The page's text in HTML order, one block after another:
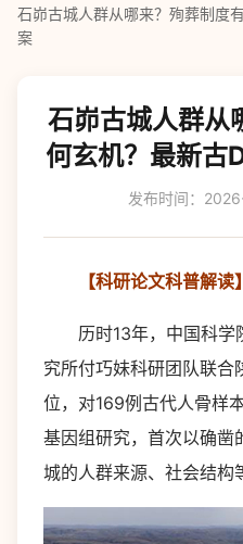
石峁古城人群从哪来？殉葬制度
案
石峁古城人群从
何玄机？最新古
发布时间：
【科研论文科普解读】
历时13年，中国科学
究所付巧妹科研团队联合
位，对169例古代人骨样
基因组研究，首次以确凿
城的人群来源、社会结构